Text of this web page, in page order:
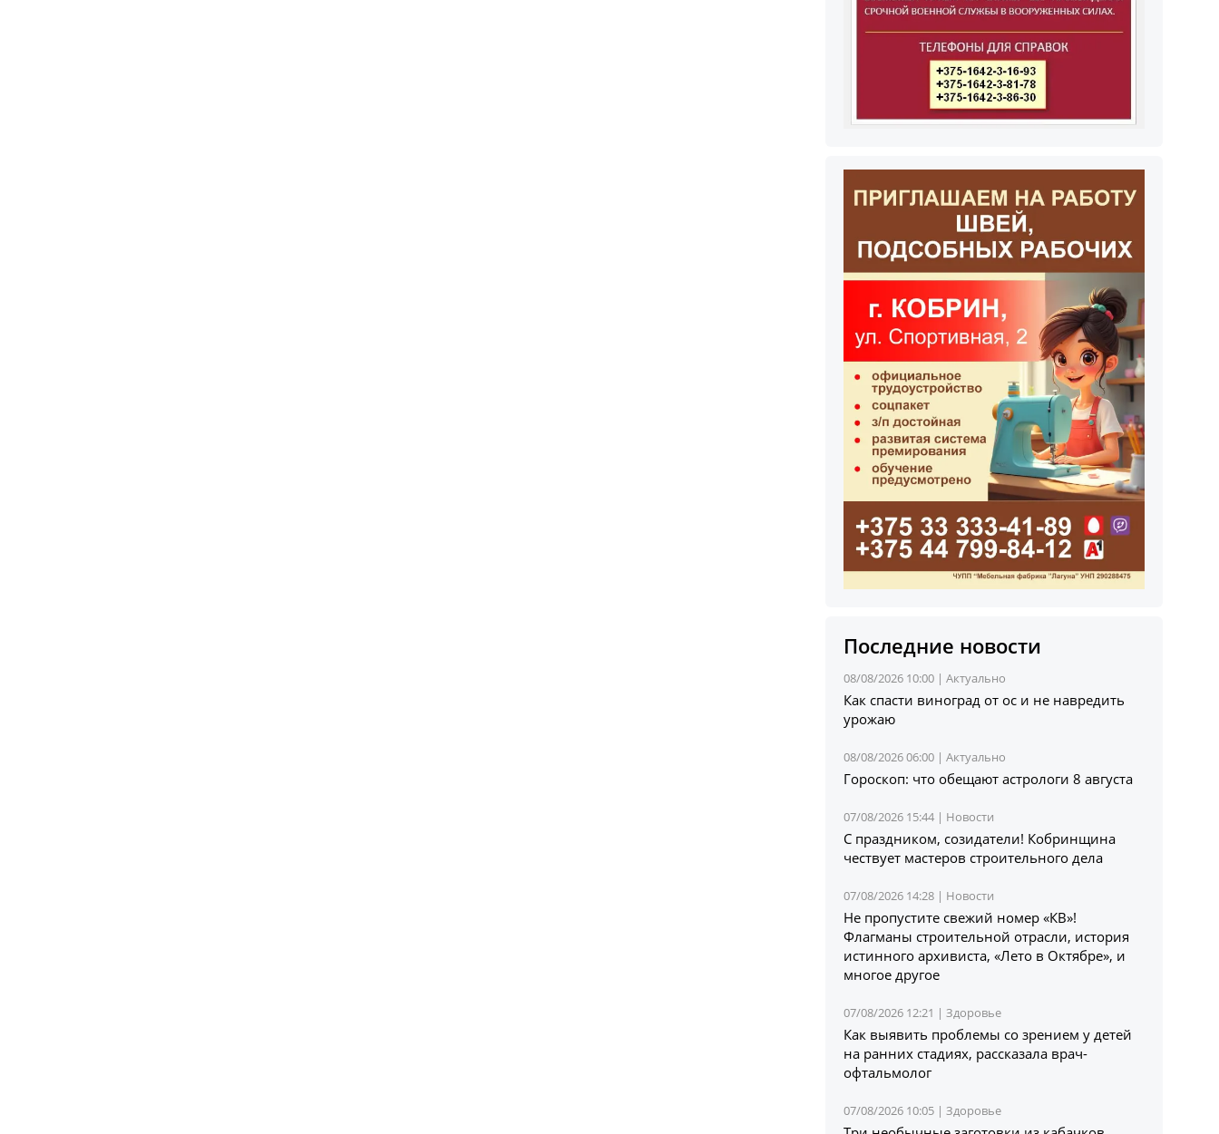
Последние новости
08/08/2026 10:00 |Актуально
Как спасти виноград от ос и не навредить
урожаю
08/08/2026 06:00 |Актуально
Гороскоп: что обещают астрологи 8 августа
07/08/2026 15:44 | Новости
С праздником, созидатели! Кобринщина
чествует мастеров строительного дела
07/08/2026 14:28 | Новости
Не пропустите свежий номер «КВ»!
Флагманы строительной отрасли, история
истинного архивиста, «Лето в Октябре», и
многое другое
07/08/2026 12:21 |Здоровье
Как выявить проблемы со зрением у детей
на ранних стадиях, рассказала врач-
офтальмолог
07/08/2026 10:05 |Здоровье